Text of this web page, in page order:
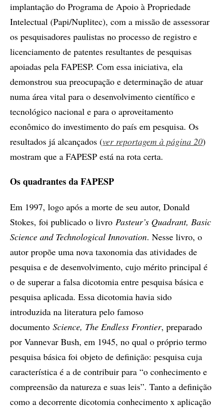
implantação do Programa de Apoio à Propriedade
Intelectual (Papi/Nuplitec), com a missão de assessorar
os pesquisadores paulistas no processo de registro e
licenciamento de patentes resultantes de pesquisas
apoiadas pela FAPESP. Com essa iniciativa, ela
demonstrou sua preocupação e determinação de atuar
numa área vital para o desenvolvimento científico e
tecnológico nacional e para o aproveitamento
econômico do investimento do país em pesquisa. Os
resultados já alcançados (ver reportagem à página 20)
mostram que a FAPESP está na rota certa.
Os quadrantes da FAPESP
Em 1997, logo após a morte de seu autor, Donald
Stokes, foi publicado o livro Pasteur’s Quadrant, Basic
Science and Technological Innovation. Nesse livro, o
autor propõe uma nova taxonomia das atividades de
pesquisa e de desenvolvimento, cujo mérito principal é
o de superar a falsa dicotomia entre pesquisa básica e
pesquisa aplicada. Essa dicotomia havia sido
introduzida na literatura pelo famoso
documento Science, The Endless Frontier, preparado
por Vannevar Bush, em 1945, no qual o próprio termo
pesquisa básica foi objeto de definição: pesquisa cuja
característica é a de contribuir para “o conhecimento e
compreensão da natureza e suas leis”. Tanto a definição
como a decorrente dicotomia conhecimento x aplicação